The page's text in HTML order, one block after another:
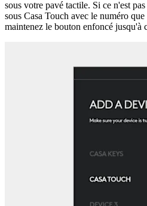
sous votre pavé tactile. Si ce n'est
sous Casa Touch avec le numéro
maintenez le bouton enfoncé jusqu'à